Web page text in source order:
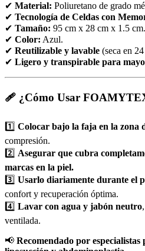
✔ Material: Poliuretano de grado
✔ Tecnología de Celdas con
✔ Tamaño: 95 cm x 28 cm x 1.5 cm.
✔ Color: Azul.
✔ Reutilizable y lavable (seca en
✔ Ligero y transpirable para
🩹 ¿Cómo Usar
1️⃣ Colocar bajo la faja en la zona
compresión.
2️⃣ Asegurar que cubra
marcas en la piel.
3️⃣ Usarlo diariamente durante el
confort y recuperación óptima.
4️⃣ Lavar con agua y jabón neutro
ventilada.
📢 Recomendado por especialistas